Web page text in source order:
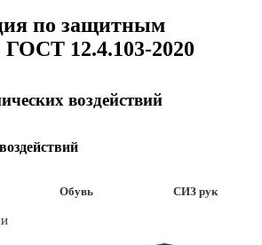
по защитным
ГОСТ 12.4.103-2020
воздействий
Обувь СИЗ рук